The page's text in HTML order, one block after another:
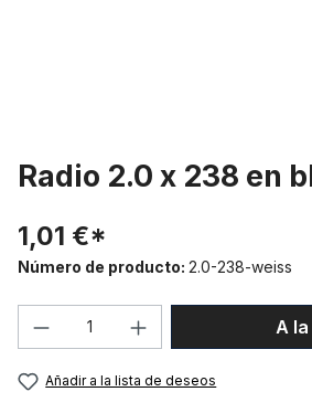
Radio 2.0 x 238 en
1,01 €*
Número de producto: 2.0-238-weiss
Cantidad del producto:
A
Añadir a la lista de deseos